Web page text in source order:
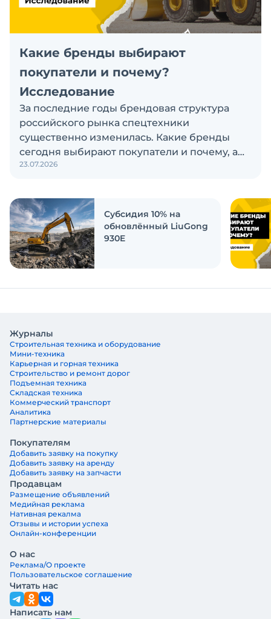
Какие бренды выбирают
покупатели и почему?
Исследование
За последние годы брендовая структура
российского рынка спецтехники
существенно изменилась. Какие бренды
сегодня выбирают покупатели и почему, а
также кого считают лидерами рынка?
ответить на эти вопросы
23.07.2026
Субсидия 10% на
обновлённый LiuGong
930E
Журналы
Строительная техника и оборудование
Мини-техника
Карьерная и горная техника
Строительство и ремонт дорог
Подъемная техника
Складская техника
Коммерческий транспорт
Аналитика
Партнерские материалы
Покупателям
Добавить заявку на покупку
Добавить заявку на аренду
Добавить заявку на запчасти
Продавцам
Размещение объявлений
Медийная реклама
Нативная рекалма
Отзывы и истории успеха
Онлайн-конференции
О нас
Реклама/О проекте
Пользовательское соглашение
Читать нас
Написать нам